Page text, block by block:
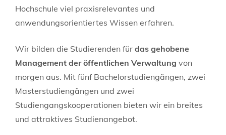
Hochschule viel praxisrelevantes und
anwendungsorientiertes Wissen erfahren.
Wir bilden die Studierenden für das gehobene
Management der öffentlichen Verwaltung von
morgen aus. Mit fünf Bachelorstudiengängen, zwei
Masterstudiengängen und zwei
Studiengangskooperationen bieten wir ein breites
und attraktives Studienangebot.